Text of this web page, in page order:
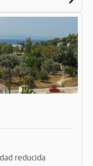
reducida